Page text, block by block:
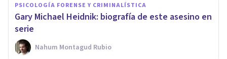
PSICOLOGÍA FORENSE Y CRIMINALÍSTICA
Gary Michael Heidnik: biografía de este asesino en
serie
Nahum Montagud Rubio